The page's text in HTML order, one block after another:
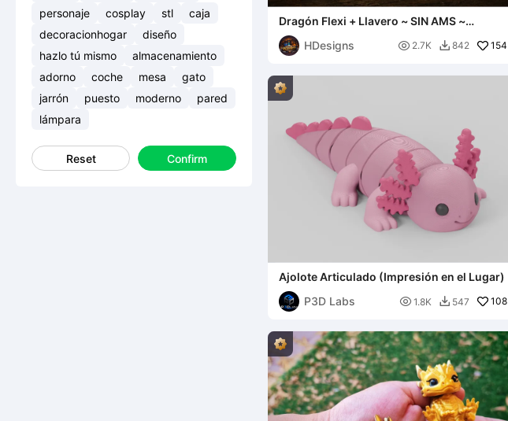
personaje
cosplay stl
caja
decoracionhogar
diseño
hazlo tú mismo
almacenamiento
adorno
coche mesa
gato
jarrón
puesto moderno
pared
lámpara
Reset Confirm
Dragón Flexi + Llavero ~ SIN AMS ~
Impresión de 38 Minutos
HDesigns
 2.7K  842 154
Ajolote Articulado (Impresión en el Lugar)
P3D Labs
 1.8K  547 108